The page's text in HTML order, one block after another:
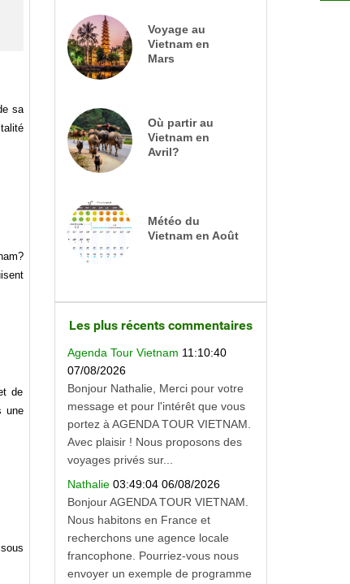
sa
de
une
Voyage au
Vietnam en
Mars
Où partir au
Vietnam en
Avril?
Météo du
Vietnam en Août
Les plus récents commentaires
Agenda Tour Vietnam 11:10:40
07/08/2026
Bonjour Nathalie, Merci pour votre
message et pour l'intérêt que vous
portez à AGENDA TOUR VIETNAM.
Avec plaisir ! Nous proposons des
voyages privés sur...
Nathalie 03:49:04 06/08/2026
Bonjour AGENDA TOUR VIETNAM.
Nous habitons en France et
recherchons une agence locale
francophone. Pourriez-vous nous
envoyer un exemple de programme